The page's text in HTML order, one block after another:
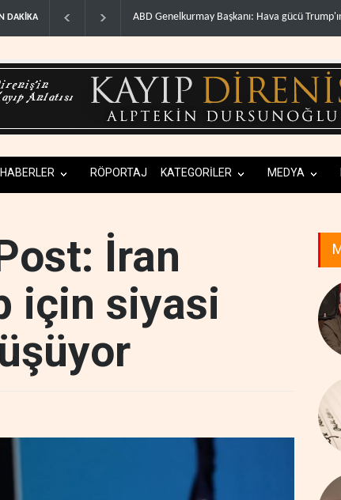
DAKİKA WSJ: İran, ABD’nin Körfez’deki hakimiyetini
HABERLER RÖPORTAJ KATEGORİLER MEDYA
İran
için siyasi